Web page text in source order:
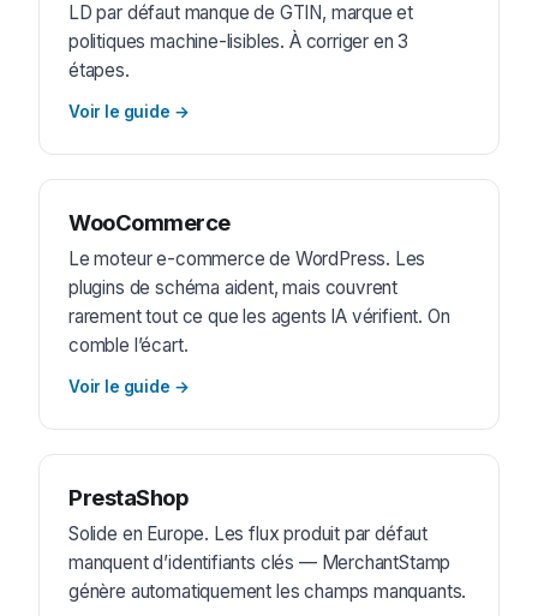
LD par défaut manque de GTIN, marque et
politiques machine-lisibles. À corriger en 3
étapes.
Voir le guide →
WooCommerce
Le moteur e-commerce de WordPress. Les
plugins de schéma aident, mais couvrent
rarement tout ce que les agents IA vérifient. On
comble l’écart.
Voir le guide →
PrestaShop
Solide en Europe. Les flux produit par défaut
manquent d’identifiants clés — MerchantStamp
génère automatiquement les champs manquants.